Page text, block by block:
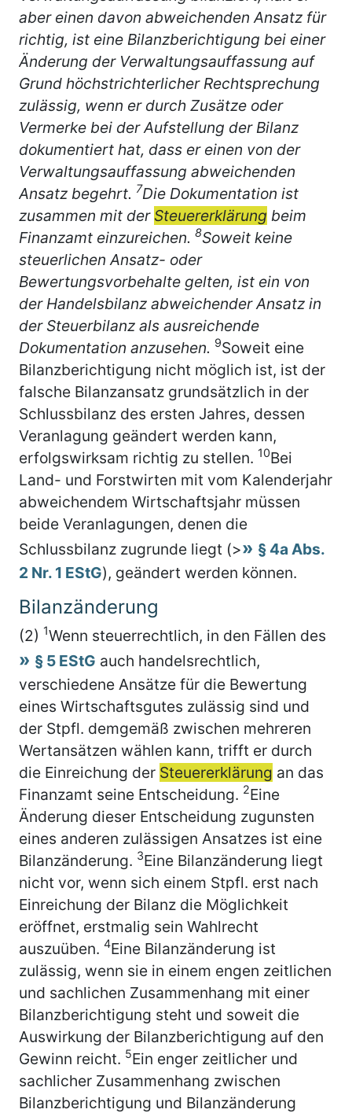
aber einen davon abweichenden Ansatz für
richtig, ist eine Bilanzberichtigung bei einer
Änderung der Verwaltungsauffassung auf
Grund höchstrichterlicher Rechtsprechung
zulässig, wenn er durch Zusätze oder
Vermerke bei der Aufstellung der Bilanz
dokumentiert hat, dass er einen von der
Verwaltungsauffassung abweichenden
Ansatz begehrt. 7Die Dokumentation ist
zusammen mit der Steuererklärung beim
Finanzamt einzureichen. 8Soweit keine
steuerlichen Ansatz- oder
Bewertungsvorbehalte gelten, ist ein von
der Handelsbilanz abweichender Ansatz in
der Steuerbilanz als ausreichende
Dokumentation anzusehen. 9Soweit eine
Bilanzberichtigung nicht möglich ist, ist der
falsche Bilanzansatz grundsätzlich in der
Schlussbilanz des ersten Jahres, dessen
Veranlagung geändert werden kann,
erfolgswirksam richtig zu stellen. 10Bei
Land- und Forstwirten mit vom Kalenderjahr
abweichendem Wirtschaftsjahr müssen
beide Veranlagungen, denen die
Schlussbilanz zugrunde liegt (>
§ 4a Abs.
2 Nr. 1 EStG), geändert werden können.
Bilanzänderung
(2) 1Wenn steuerrechtlich, in den Fällen des
§ 5 EStG auch handelsrechtlich,
verschiedene Ansätze für die Bewertung
eines Wirtschaftsgutes zulässig sind und
der Stpfl. demgemäß zwischen mehreren
Wertansätzen wählen kann, trifft er durch
die Einreichung der Steuererklärung an das
Finanzamt seine Entscheidung. 2Eine
Änderung dieser Entscheidung zugunsten
eines anderen zulässigen Ansatzes ist eine
Bilanzänderung. 3Eine Bilanzänderung liegt
nicht vor, wenn sich einem Stpfl. erst nach
Einreichung der Bilanz die Möglichkeit
eröffnet, erstmalig sein Wahlrecht
auszuüben. 4Eine Bilanzänderung ist
zulässig, wenn sie in einem engen zeitlichen
und sachlichen Zusammenhang mit einer
Bilanzberichtigung steht und soweit die
Auswirkung der Bilanzberichtigung auf den
Gewinn reicht. 5Ein enger zeitlicher und
sachlicher Zusammenhang zwischen
Bilanzberichtigung und Bilanzänderung